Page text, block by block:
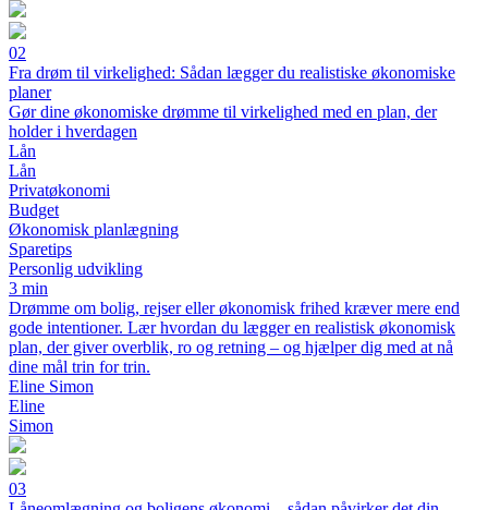
02
Fra drøm til virkelighed: Sådan lægger du realistiske økonomiske
planer
Gør dine økonomiske drømme til virkelighed med en plan, der
holder i hverdagen
Lån
Lån
Privatøkonomi
Budget
Økonomisk planlægning
Sparetips
Personlig udvikling
3 min
Drømme om bolig, rejser eller økonomisk frihed kræver mere end
gode intentioner. Lær hvordan du lægger en realistisk økonomisk
plan, der giver overblik, ro og retning – og hjælper dig med at nå
dine mål trin for trin.
Eline Simon
Eline
Simon
03